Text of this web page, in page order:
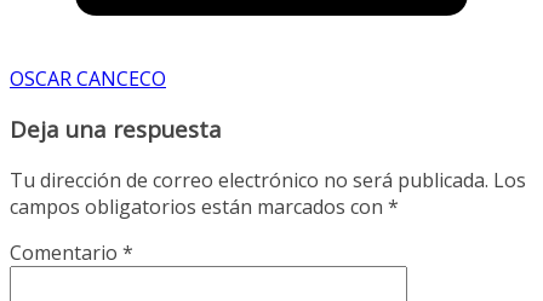
OSCAR CANCECO
Deja una respuesta
Tu dirección de correo electrónico no será publicada. Los
campos obligatorios están marcados con *
Comentario *